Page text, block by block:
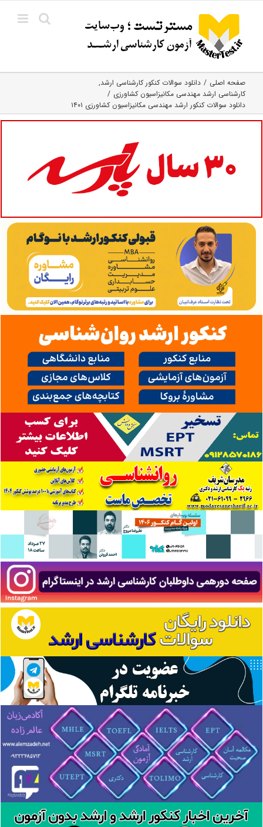
content
صفحه اصلی
دانلود سوالات کنکور کارشناسی ارشد
کارشناسی ارشد مهندسی مکانیزاسیون کشاورزی
دانلود سوالات کنکور ارشد مهندسی مکانیزاسیون کشاورزی ۱۴۰۱